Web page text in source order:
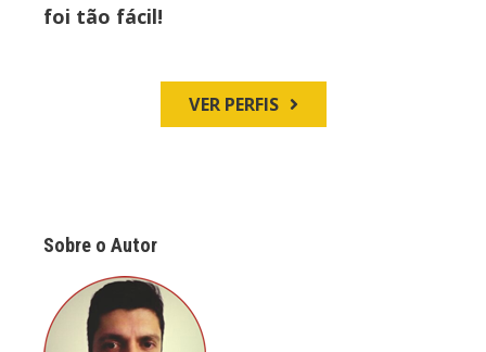
foi tão fácil!
VER PERFIS
Sobre o Autor